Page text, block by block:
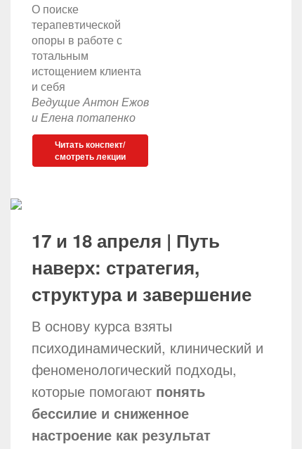
О поиске
терапевтической
опоры в работе с
тотальным
истощением клиента
и себя
Ведущие Антон Ежов
и Елена потапенко
Читать конспект/
смотреть лекции
17 и 18 апреля | Путь
наверх: стратегия,
структура и завершение
В основу курса взяты
психодинамический, клинический и
феноменологический подходы,
которые помогают понять
бессилие и сниженное
настроение как результат